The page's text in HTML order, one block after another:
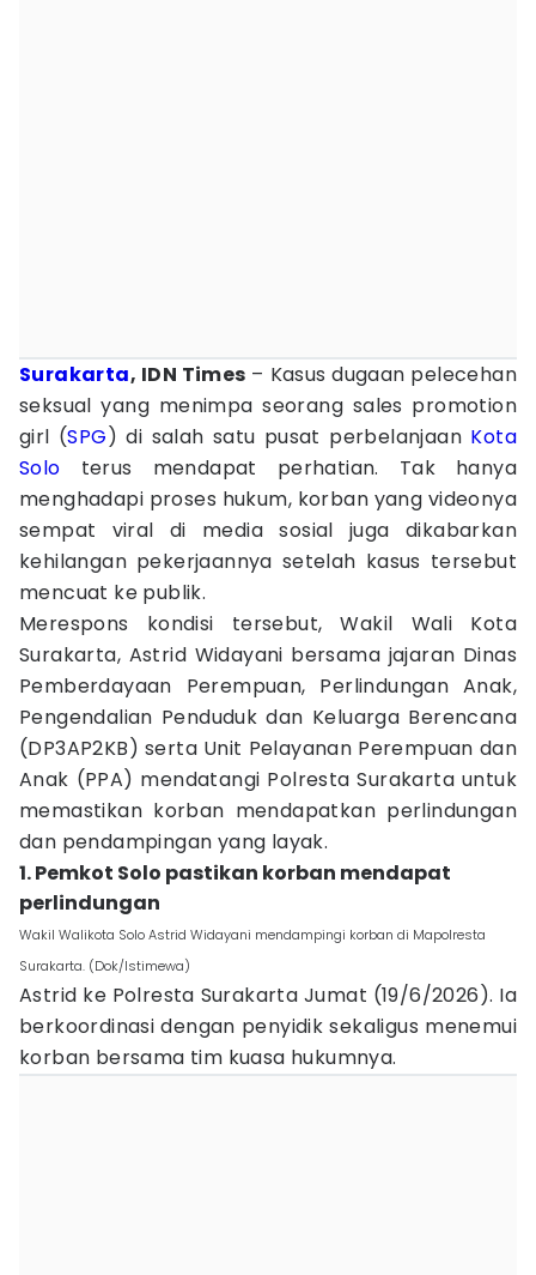
Surakarta, IDN Times – Kasus dugaan pelecehan
seksual yang menimpa seorang sales promotion
girl (SPG) di salah satu pusat perbelanjaan Kota
Solo terus mendapat perhatian. Tak hanya
menghadapi proses hukum, korban yang videonya
sempat viral di media sosial juga dikabarkan
kehilangan pekerjaannya setelah kasus tersebut
mencuat ke publik.
Merespons kondisi tersebut, Wakil Wali Kota
Surakarta, Astrid Widayani bersama jajaran Dinas
Pemberdayaan Perempuan, Perlindungan Anak,
Pengendalian Penduduk dan Keluarga Berencana
(DP3AP2KB) serta Unit Pelayanan Perempuan dan
Anak (PPA) mendatangi Polresta Surakarta untuk
memastikan korban mendapatkan perlindungan
dan pendampingan yang layak.
1. Pemkot Solo pastikan korban mendapat
perlindungan
Wakil Walikota Solo Astrid Widayani mendampingi korban di Mapolresta
Surakarta. (Dok/Istimewa)
Astrid ke Polresta Surakarta Jumat (19/6/2026). Ia
berkoordinasi dengan penyidik sekaligus menemui
korban bersama tim kuasa hukumnya.